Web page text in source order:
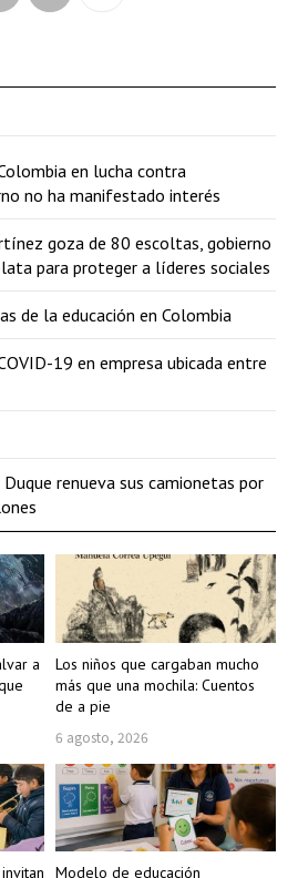
a
Los niños que cargaban mucho
más que una mochila: Cuentos
de a pie
6 agosto, 2026
Modelo de educación
en lucha contra
no ha manifestado interés
goza de 80 escoltas, gobierno
para proteger a líderes sociales
de la educación en Colombia
19 en empresa ubicada entre
renueva sus camionetas por